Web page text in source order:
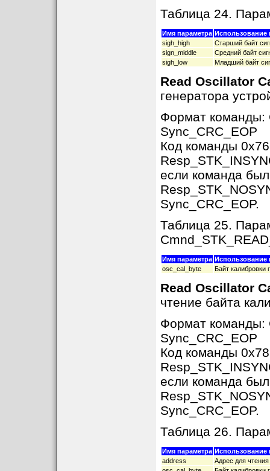
Таблица 24.
Имя параметра Использование
sigh_high
Старший байт
sign_middle
Средний байт
sigh_low
Младший байт
Read Oscillator
генератора
Формат команды:
Sync_CRC_EOP
Код команды 0x76
если команда
Sync_CRC_EOP.
Таблица 25.
Имя параметра Использование
osc_cal_byte
Байт калибровки
Read Oscillator
чтение байта
Формат команды:
Sync_CRC_EOP
Код команды 0x78
если команда
Sync_CRC_EOP.
Таблица 26.
Имя параметра Использование
address
Адрес для чтения